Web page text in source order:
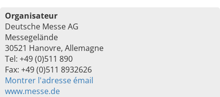
Organisateur
Deutsche Messe AG
Messegelände
30521 Hanovre, Allemagne
Tel: +49 (0)511 890
Fax: +49 (0)511 8932626
Montrer l'adresse émail
www.messe.de